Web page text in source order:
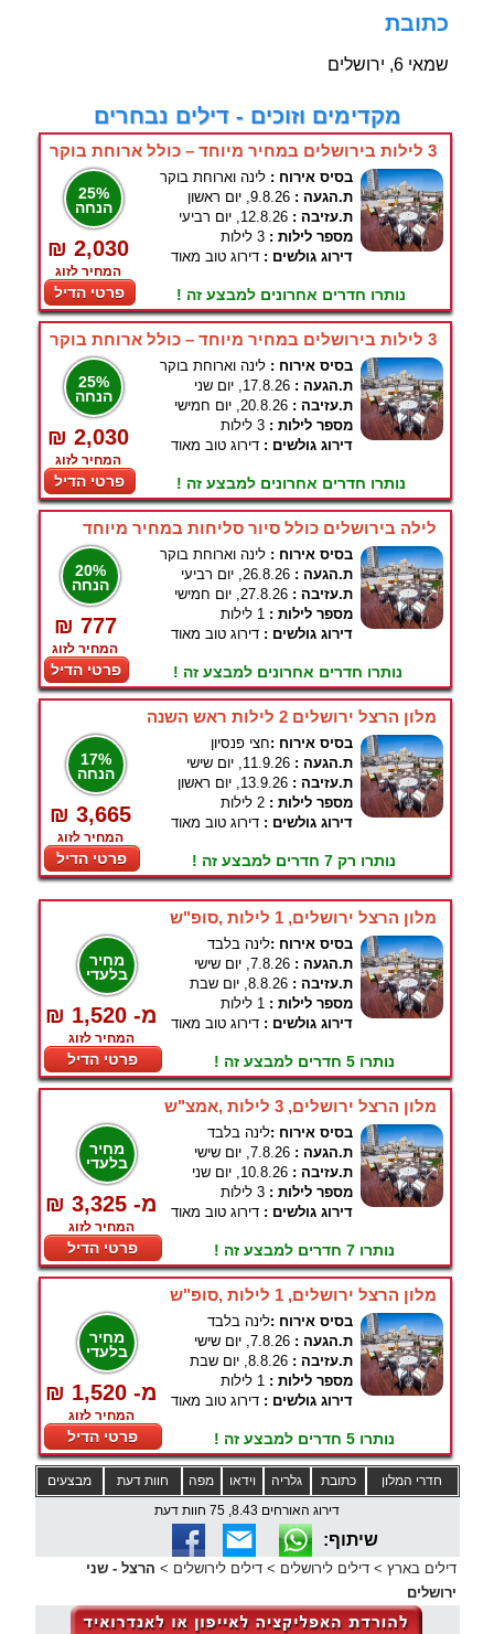
כתובת
שמאי 6, ירושלים
מקדימים וזוכים - דילים נבחרים
3 לילות בירושלים במחיר מיוחד – כולל ארוחת בוקר
25%
הנחה
₪ 2,030
המחיר לזוג
פרטי הדיל
בסיס אירוח : לינה וארוחת בוקר
ת.הגעה : 9.8.26, יום ראשון
ת.עזיבה : 12.8.26, יום רביעי
מספר לילות : 3 לילות
דירוג גולשים : דירוג טוב מאוד
נותרו חדרים אחרונים למבצע זה !
3 לילות בירושלים במחיר מיוחד – כולל ארוחת בוקר
25%
הנחה
₪ 2,030
המחיר לזוג
פרטי הדיל
בסיס אירוח : לינה וארוחת בוקר
ת.הגעה : 17.8.26, יום שני
ת.עזיבה : 20.8.26, יום חמישי
מספר לילות : 3 לילות
דירוג גולשים : דירוג טוב מאוד
נותרו חדרים אחרונים למבצע זה !
לילה בירושלים כולל סיור סליחות במחיר מיוחד
20%
הנחה
₪ 777
המחיר לזוג
פרטי הדיל
בסיס אירוח : לינה וארוחת בוקר
ת.הגעה : 26.8.26, יום רביעי
ת.עזיבה : 27.8.26, יום חמישי
מספר לילות : 1 לילות
דירוג גולשים : דירוג טוב מאוד
נותרו חדרים אחרונים למבצע זה !
מלון הרצל ירושלים 2 לילות ראש השנה
17%
הנחה
₪ 3,665
המחיר לזוג
פרטי הדיל
בסיס אירוח :חצי פנסיון
ת.הגעה : 11.9.26, יום שישי
ת.עזיבה : 13.9.26, יום ראשון
מספר לילות : 2 לילות
דירוג גולשים : דירוג טוב מאוד
נותרו רק 7 חדרים למבצע זה !
מלון הרצל ירושלים, 1 לילות ,סופ"ש
מחיר
בלעדי
₪ 1,520 -מ
המחיר לזוג
פרטי הדיל
בסיס אירוח :לינה בלבד
ת.הגעה : 7.8.26, יום שישי
ת.עזיבה : 8.8.26, יום שבת
מספר לילות : 1 לילות
דירוג גולשים : דירוג טוב מאוד
נותרו 5 חדרים למבצע זה !
מלון הרצל ירושלים, 3 לילות ,אמצ"ש
מחיר
בלעדי
₪ 3,325 -מ
המחיר לזוג
פרטי הדיל
בסיס אירוח :לינה בלבד
ת.הגעה : 7.8.26, יום שישי
ת.עזיבה : 10.8.26, יום שני
מספר לילות : 3 לילות
דירוג גולשים : דירוג טוב מאוד
נותרו 7 חדרים למבצע זה !
מלון הרצל ירושלים, 1 לילות ,סופ"ש
מחיר
בלעדי
₪ 1,520 -מ
המחיר לזוג
פרטי הדיל
בסיס אירוח :לינה בלבד
ת.הגעה : 7.8.26, יום שישי
ת.עזיבה : 8.8.26, יום שבת
מספר לילות : 1 לילות
דירוג גולשים : דירוג טוב מאוד
נותרו 5 חדרים למבצע זה !
מבצעים חוות דעת מפה וידאו גלריה כתובת
חדרי המלון
דירוג האורחים 8.43, 75 חוות דעת
שיתוף:
דילים בארץ > דילים לירושלים > דילים לירושלים > הרצל - שני
ירושלים